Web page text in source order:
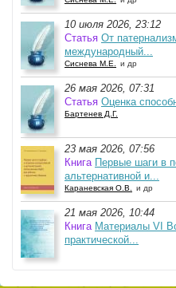
10 июля 2026, 23:12
Статья От
международный...
Сиснева М.Е. и др
26 мая 2026, 07:31
Статья Оценка
Бартенев Д.Г.
23 мая 2026, 07:56
Книга Первые шаги в
альтернативной и...
Караневская О.В. и др
21 мая 2026, 10:44
Книга Материалы VI
практической...